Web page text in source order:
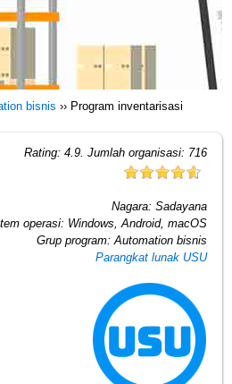
bisnis ›› Program inventarisasi
Rating: 4.9. Jumlah organisasi: 716
Nagara: Sadayana
operasi: Windows, Android, macOS
Grup program: Automation bisnis
Parangkat lunak USU